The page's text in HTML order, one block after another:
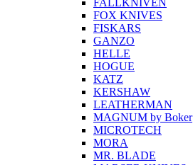
FALLKNIVEN
FOX KNIVES
FISKARS
GANZO
HELLE
HOGUE
KATZ
KERSHAW
LEATHERMAN
MAGNUM by Boker
MICROTECH
MORA
MR. BLADE